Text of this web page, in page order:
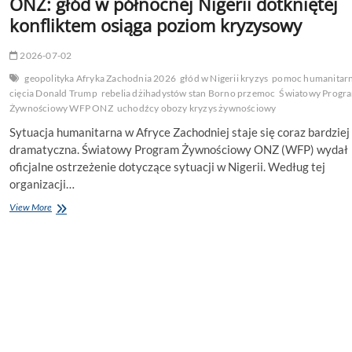
konfliktem osiąga poziom kryzysowy
2026-07-02
geopolityka Afryka Zachodnia 2026 głód w Nigerii kryzys pomoc
cięcia Donald Trump rebelia dżihadystów stan Borno przemoc Światowy
Żywnościowy WFP ONZ uchodźcy obozy kryzys żywnościowy
Sytuacja humanitarna w Afryce Zachodniej staje się coraz bardziej
dramatyczna. Światowy Program Żywnościowy ONZ (WFP) wydał
oficjalne ostrzeżenie dotyczące sytuacji w Nigerii. Według tej
organizacji…
View MoreONZ: